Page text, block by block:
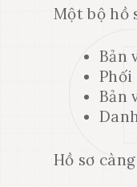
Một bộ hồ
Bản
Phối
Bản
Hồ sơ